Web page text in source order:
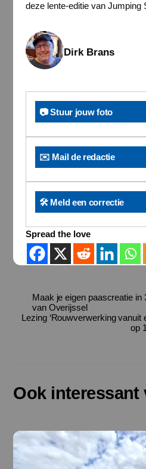
deze lente-editie van Jumping
Dirk Brans
📷 Stuur jouw foto
✉️ Mail de redactie
🛠️ Meld een correctie
Spread the love
Maak je eigen paascreatie in
van Overijssel
Lezing ‘Rouwverwerking vanuit
op
Ook interessant